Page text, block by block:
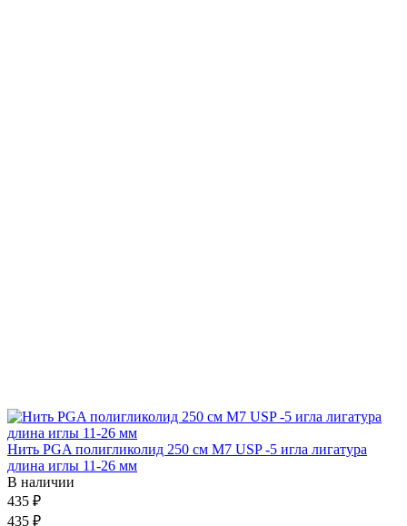
Нить PGA полигликолид 250 см М7 USP -5 игла лигатура
длина иглы 11-26 мм
В наличии
435 ₽
435 ₽